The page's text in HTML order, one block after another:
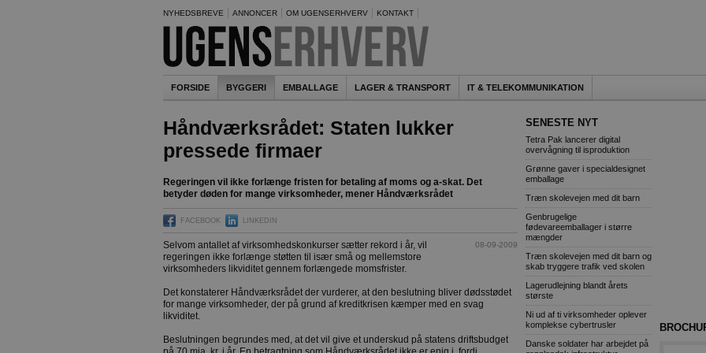
NYHEDSBREVE ANNONCER OM UGENSERHVERV KONTAKT
FORSIDE BYGGERI EMBALLAGE LAGER & TRANSPORT IT & TELEKOMMUNIKATION
Håndværksrådet: Staten lukker
pressede firmaer
Regeringen vil ikke forlænge fristen for betaling af moms og a-skat. Det
betyder døden for mange virksomheder, mener Håndværksrådet
FACEBOOK LINKEDIN
08-09-2009
Selvom antallet af virksomhedskonkurser sætter rekord i år, vil
regeringen ikke forlænge støtten til især små og mellemstore
virksomheders likviditet gennem forlængede momsfrister.
Det konstaterer Håndværksrådet der vurderer, at den beslutning bliver dødsstødet
for mange virksomheder, der på grund af kreditkrisen kæmper med en svag
likviditet.
Beslutningen begrundes med, at det vil give et underskud på statens driftsbudget
SENESTE NYT
Tetra Pak lancerer digital
overvågning til isproduktion
Grønne gaver i specialdesignet
emballage
Træn skolevejen med dit barn
Genbrugelige
fødevareemballager i større
mængder
Træn skolevejen med dit barn og
skab tryggere trafik ved skolen
Lagerudlejning blandt årets
største
Ni ud af ti virksomheder oplever
komplekse cybertrusler
Danske soldater har arbejdet på